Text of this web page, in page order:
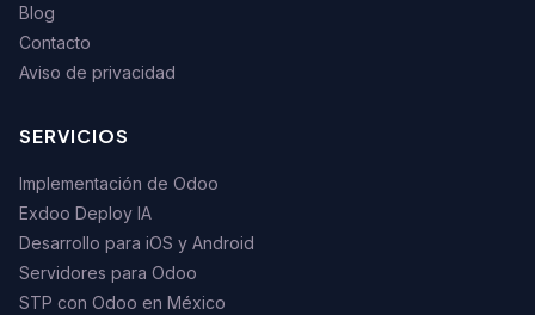
Blog
Contacto
Aviso de privacidad
SERVICIOS
Implementación de Odoo
Exdoo Deploy IA
Desarrollo para iOS y Android
Servidores para Odoo
STP con Odoo en México